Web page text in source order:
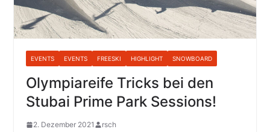
EVENTS EVENTS FREESKI HIGHLIGHT SNOWBOARD
Olympiareife Tricks bei den
Stubai Prime Park Sessions!
2. Dezember 2021
rsch